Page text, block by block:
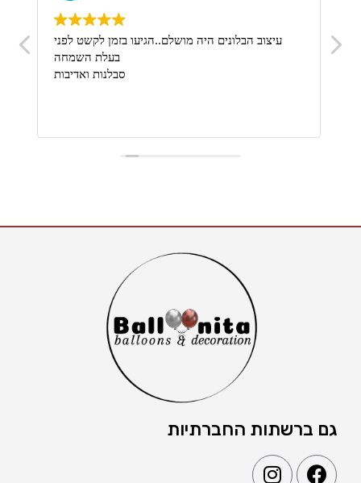
מןשלםםםם ברמות
גם ברשתות החברתיות